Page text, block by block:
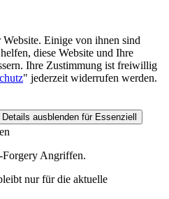
Einige von ihnen sind
diese Website und Ihre
Ihre Zustimmung ist freiwillig
" jederzeit widerrufen werden.
Details ausblenden für Essenziell
Forgery Angriffen.
nur für die aktuelle